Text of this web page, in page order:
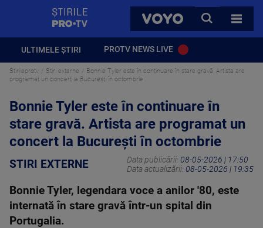
VOYO
CAUTA
TOATE
ULTIMELE ȘTIRI PROTV NEWS LIVE
Stirileprotv Stiri externe
Bonnie Tyler este în continuare în stare gravă. Artista are
programat un concert la București în octombrie
Bonnie Tyler este în continuare în
stare gravă. Artista are programat un
concert la București în octombrie
STIRI EXTERNE Data publicării: 08-05-2026 | 17:50
Data actualizării: 08-05-2026 | 19:35
Bonnie Tyler, legendara voce a anilor '80, este
internată în stare gravă într-un spital din
Portugalia.